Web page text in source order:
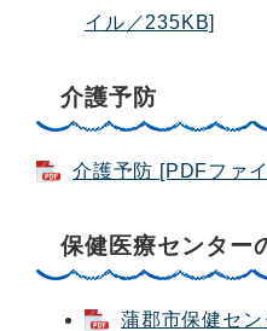
イル／235KB]
介護予防
介護予防 [PDFファ
保健医療センター
蒲郡市保健セ